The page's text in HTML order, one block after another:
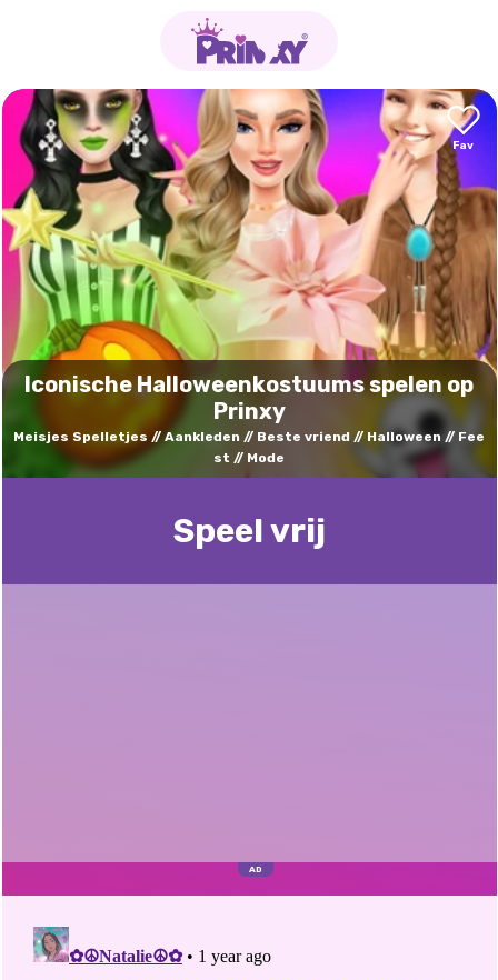
Iconische Halloweenkostuums spelen op
Prinxy
Meisjes Spelletjes Aankleden Beste vriend Halloween
Fee
st
Mode
Speel vrij